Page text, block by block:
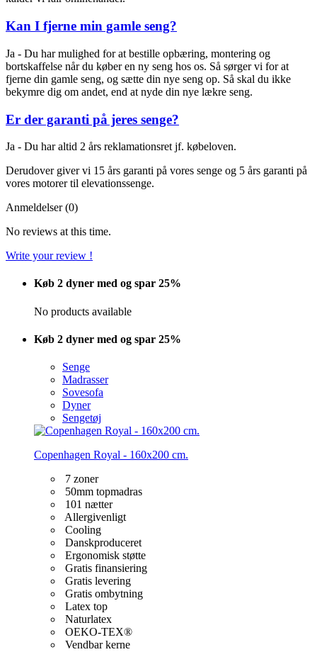
Kan I fjerne min gamle seng?
Ja - Du har mulighed for at bestille opbæring, montering og
bortskaffelse når du køber en ny seng hos os. Så sørger vi for at
fjerne din gamle seng, og sætte din nye seng op. Så skal du ikke
bekymre dig om andet, end at nyde din nye lækre seng.
Er der garanti på jeres senge?
Ja - Du har altid 2 års reklamationsret jf. købeloven.
Derudover giver vi 15 års garanti på vores senge og 5 års garanti på
vores motorer til elevationssenge.
Anmeldelser (0)
No reviews at this time.
Write your review !
Køb 2 dyner med og spar 25%
No products available
Køb 2 dyner med og spar 25%
Senge
Madrasser
Sovesofa
Dyner
Sengetøj
Copenhagen Royal - 160x200 cm.
7 zoner
50mm topmadras
101 nætter
Allergivenligt
Cooling
Danskproduceret
Ergonomisk støtte
Gratis finansiering
Gratis levering
Gratis ombytning
Latex top
Naturlatex
OEKO-TEX®
Vendbar kerne